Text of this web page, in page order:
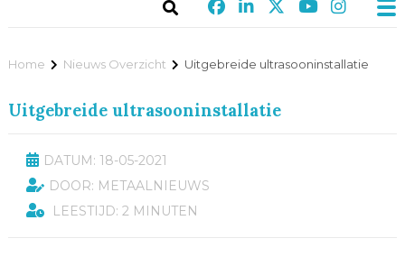
Home Nieuws Overzicht Uitgebreide ultrasooninstallatie
Uitgebreide ultrasooninstallatie
DATUM: 18-05-2021
DOOR: METAALNIEUWS
LEESTIJD: 2 MINUTEN